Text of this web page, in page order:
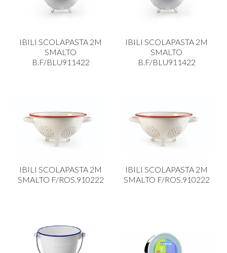
IBILI SCOLAPASTA 2M
SMALTO
B.F/BLU911422
IBILI SCOLAPASTA 2M
SMALTO
B.F/BLU911422
IBILI SCOLAPASTA 2M
SMALTO F/ROS.910222
IBILI SCOLAPASTA 2M
SMALTO F/ROS.910222